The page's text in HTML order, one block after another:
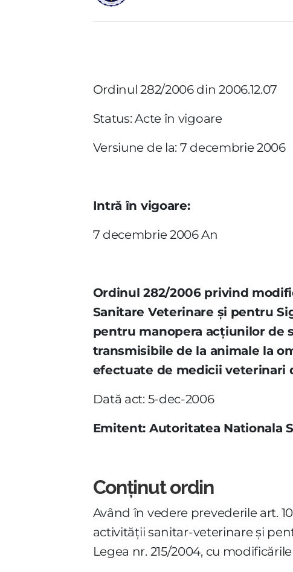
Ordinul 282/2006 din 2006.12.07
Status: Acte în vigoare
Versiune de la: 7 decembrie 2006
Intră în vigoare:
7 decembrie 2006 An
Ordinul 282/2006 privind
Sanitare Veterinare şi pentru
pentru manopera acţiunilor de
transmisibile de la animale la
efectuate de medicii veterinari
Dată act: 5-dec-2006
Emitent: Autoritatea Nationala
Conținut ordin
Având în vedere prevederile art.
activităţii sanitar-veterinare şi
Legea nr. 215/2004, cu